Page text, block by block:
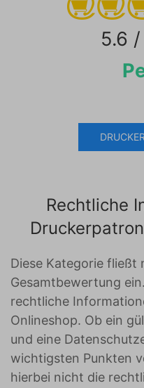
5.6
Rechtliche
Diese Kategorie fließt
Gesamtbewertung
rechtliche
Onlineshop. Ob ein
und eine
wichtigsten Punkten
hierbei nicht die